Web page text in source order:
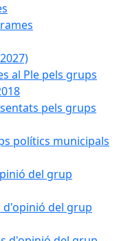
al Ple pels grups
pels grups
polítics municipals
del grup
d'opinió del grup